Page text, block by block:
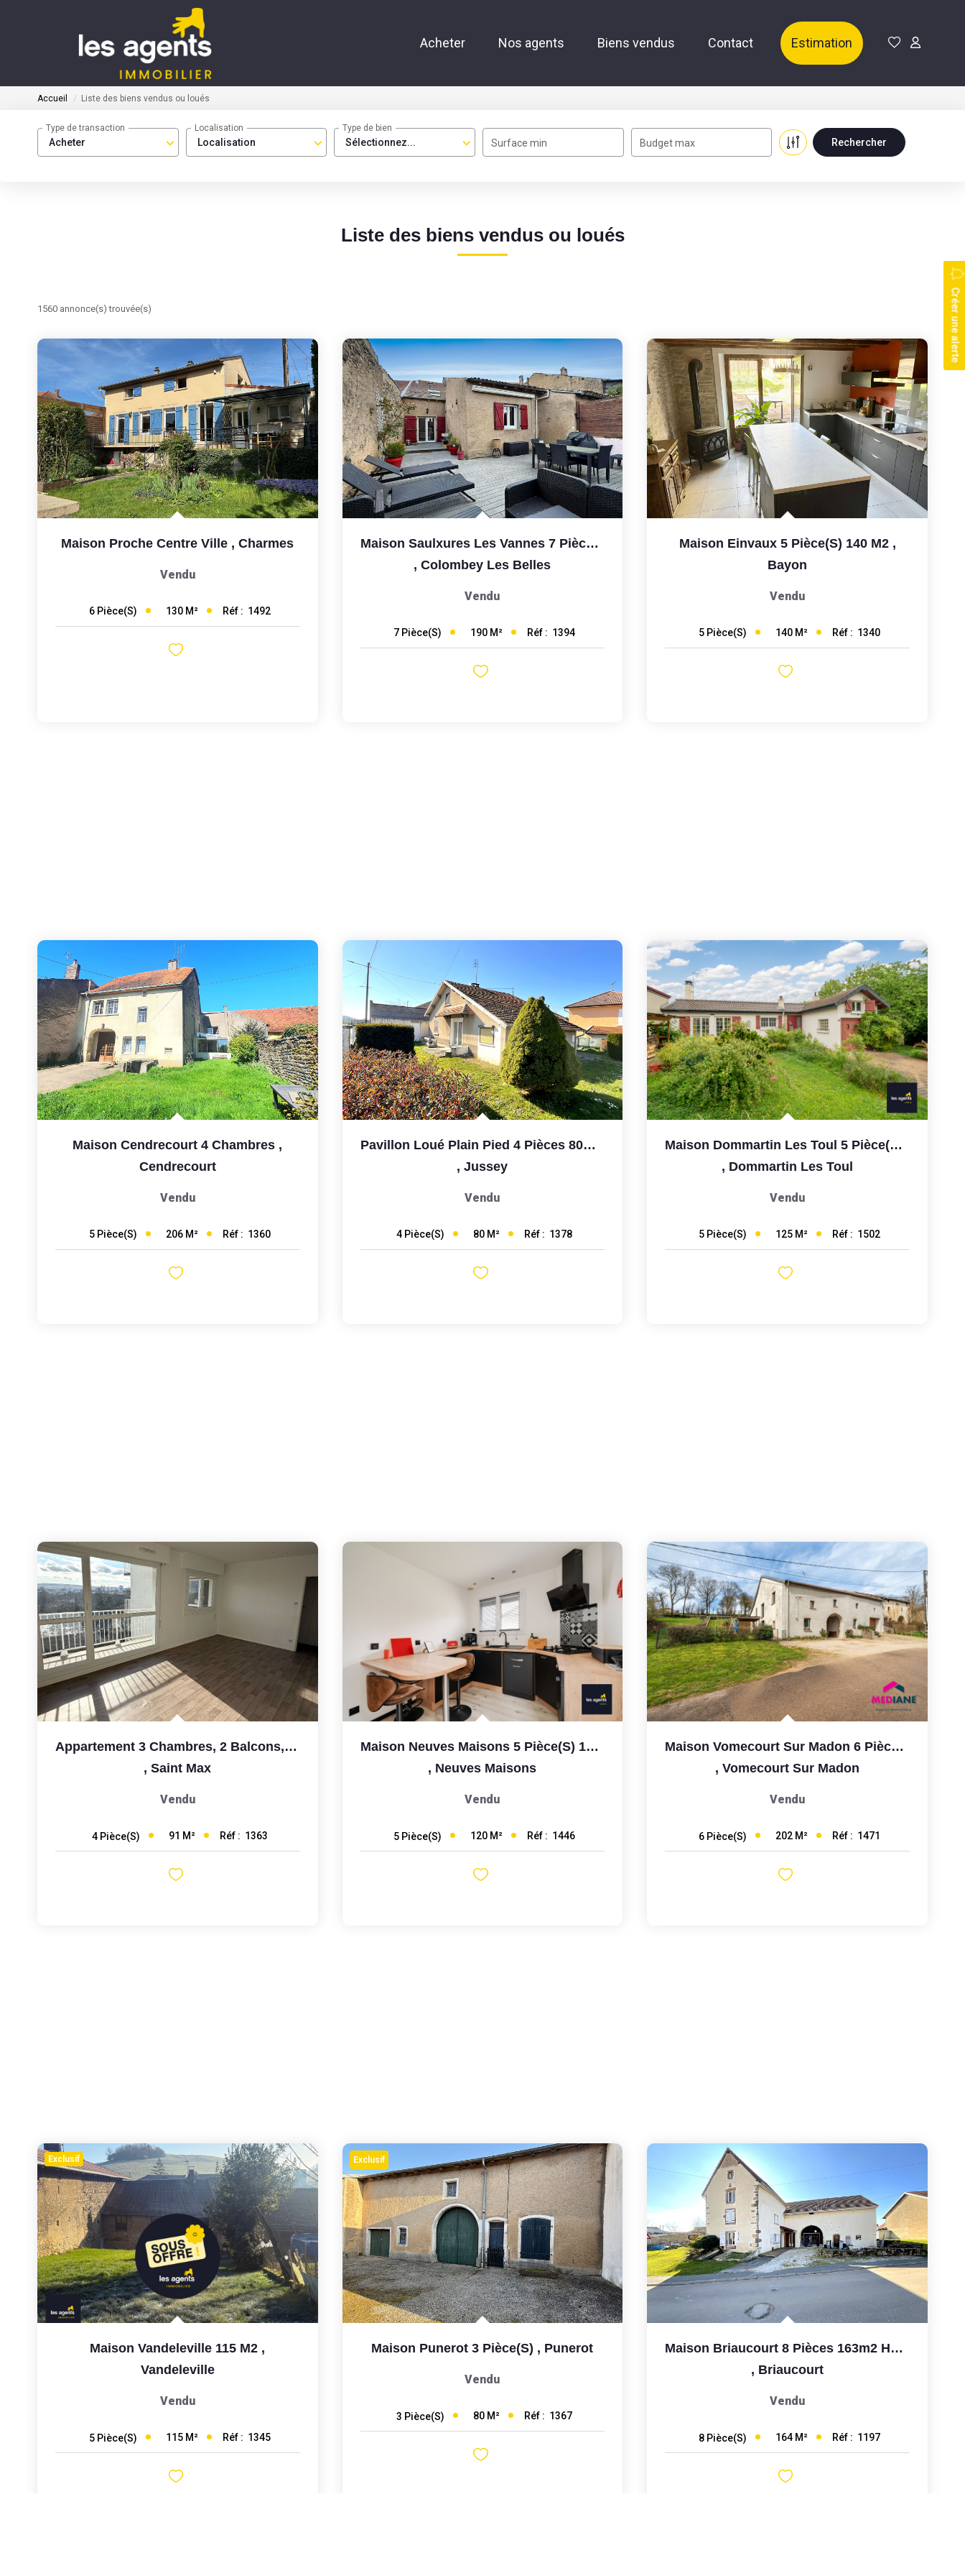
Acheter Nos agents Biens vendus Contact Estimation
Accueil Liste des biens vendus ou loués
Acheter
Type de transaction
Localisation
Localisation
Sélectionnez...
Type de bien
Surface min Budget max
Liste des biens vendus ou loués
Créer une alerte
1560 annonce(s) trouvée(s)
Maison Proche Centre Ville ,Charmes
Vendu
6 Pièce(s) 130 M² Réf : 1492
Maison Saulxures Les Vannes 7 Pièces 190 M2
,Colombey Les Belles
Vendu
7 Pièce(s) 190 M² Réf : 1394
Maison Einvaux 5 Pièce(s) 140 M2 ,
Bayon
Vendu
5 Pièce(s) 140 M² Réf : 1340
Maison Cendrecourt 4 Chambres ,
Cendrecourt
Vendu
5 Pièce(s) 206 M² Réf : 1360
Pavillon Loué Plain Pied 4 Pièces 80m2 Jussey 75000€
,Jussey
Vendu
4 Pièce(s) 80 M² Réf : 1378
Maison Dommartin Les Toul 5 Pièce(s) 125 M2 + 1360m2 Terrain
, Dommartin Les Toul
Vendu
5 Pièce(s) 125 M² Réf : 1502
Appartement 3 Chambres, 2 Balcons, Garage
,Saint Max
Vendu
4 Pièce(s) 91 M² Réf : 1363
Maison Neuves Maisons 5 Pièce(s) 120 M2 + Terrain 530m2
, Neuves Maisons
Vendu
5 Pièce(s) 120 M² Réf : 1446
Maison Vomecourt Sur Madon 6 Pièce(s)
,Vomecourt Sur Madon
Vendu
6 Pièce(s) 202 M² Réf : 1471
Exclusif
Maison Vandeleville 115 M2 ,
Vandeleville
Vendu
5 Pièce(s) 115 M² Réf : 1345
Exclusif
Maison Punerot 3 Pièce(s) , Punerot
Vendu
3 Pièce(s) 80 M² Réf : 1367
Maison Briaucourt 8 Pièces 163m2 Habitables, 6chambres,...
, Briaucourt
Vendu
8 Pièce(s) 164 M² Réf : 1197